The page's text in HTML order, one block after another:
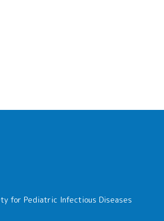
for Pediatric Infectious Diseases